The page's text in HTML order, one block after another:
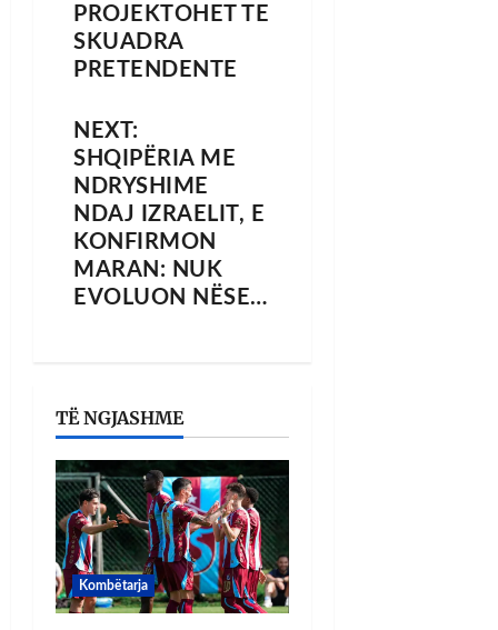
PROJEKTOHET TE
SKUADRA
PRETENDENTE
NEXT:
SHQIPËRIA ME
NDRYSHIME
NDAJ IZRAELIT, E
KONFIRMON
MARAN: NUK
EVOLUON NËSE…
TË NGJASHME
Kombëtarja